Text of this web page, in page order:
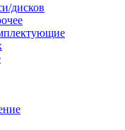
дисков